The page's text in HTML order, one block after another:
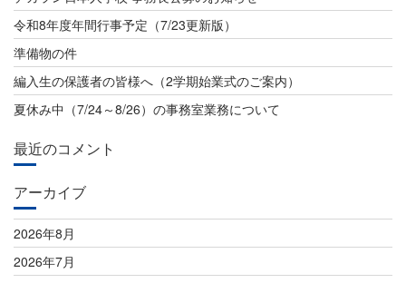
ー
シ
ョ
ン
令和8年度年間行事予定（7/23更新版）
準備物の件
編入生の保護者の皆様へ（2学期始業式のご案内）
夏休み中（7/24～8/26）の事務室業務について
最近のコメント
アーカイブ
2026年8月
2026年7月